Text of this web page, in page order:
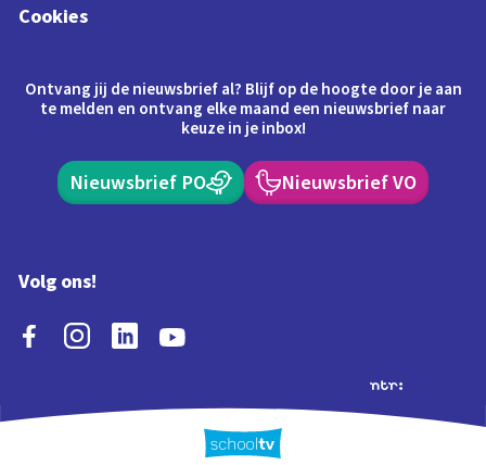
Cookies
Ontvang jij de nieuwsbrief al? Blijf op de hoogte door je aan
te melden en ontvang elke maand een nieuwsbrief naar
keuze in je inbox!
Nieuwsbrief PO Nieuwsbrief VO
Volg ons!